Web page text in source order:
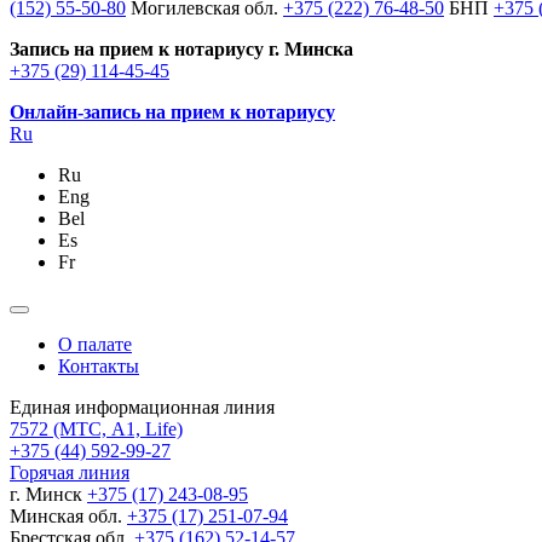
(152) 55-50-80 Могилевская обл. +375 (222) 76-48-50 БНП +375
Запись на прием к нотариусу г. Минска
+375 (29) 114-45-45
Онлайн-запись на прием к нотариусу
Ru
Ru
Eng
Bel
Es
Fr
О палате
Контакты
Единая информационная линия
7572 (МТС, A1, Life)
+375 (44) 592-99-27
Горячая линия
г. Минск +375 (17) 243-08-95
Минская обл. +375 (17) 251-07-94
Брестская обл. +375 (162) 52-14-57